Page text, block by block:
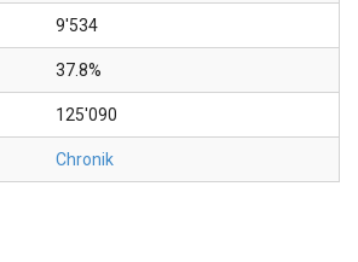
9'534
37.8%
125'090
Chronik